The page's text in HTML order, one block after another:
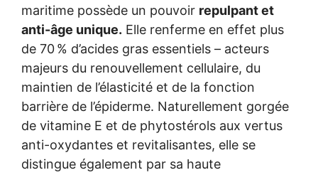
maritime possède un pouvoir repulpant et
anti-âge unique. Elle renferme en effet plus
de 70 % d’acides gras essentiels – acteurs
majeurs du renouvellement cellulaire, du
maintien de l’élasticité et de la fonction
barrière de l’épiderme. Naturellement gorgée
de vitamine E et de phytostérols aux vertus
anti-oxydantes et revitalisantes, elle se
distingue également par sa haute